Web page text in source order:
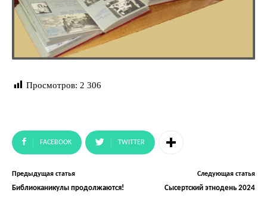
Просмотров: 2 306
FACEBOOK TWITTER
Предыдущая статья
Библиоканикулы продолжаются!
Следующая статья
Сысертский этнодень 2024